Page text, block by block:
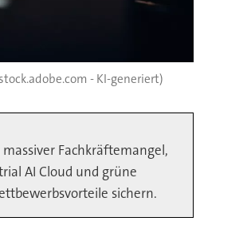
- KI-generiert)
Fachkräftemangel,
AI Cloud und grüne
sichern.